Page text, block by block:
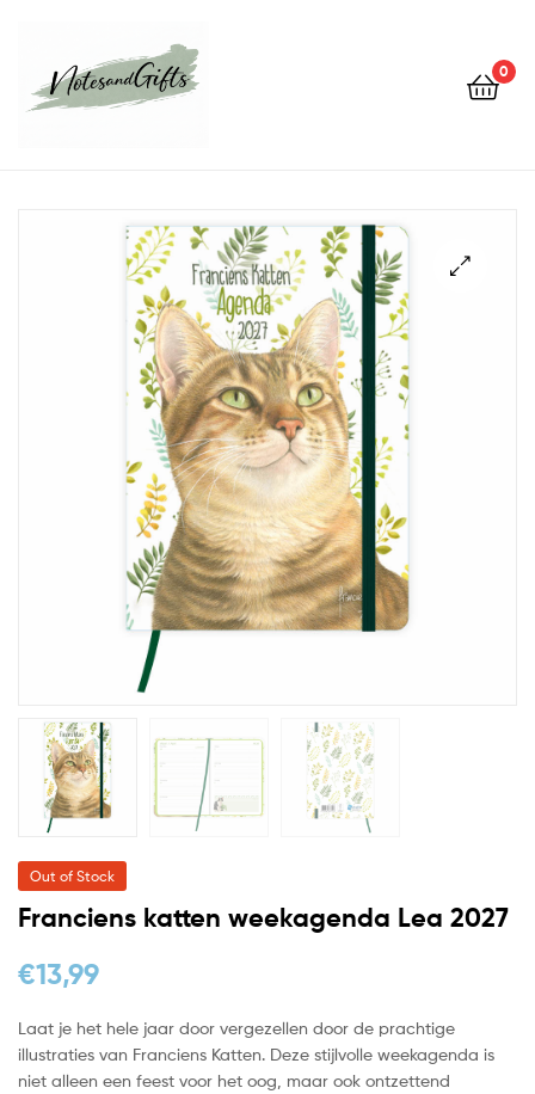
0
Out of Stock
Franciens katten weekagenda Lea 2027
€13,99
Laat je het hele jaar door vergezellen door de prachtige
illustraties van Franciens Katten. Deze stijlvolle weekagenda is
niet alleen een feest voor het oog, maar ook ontzettend